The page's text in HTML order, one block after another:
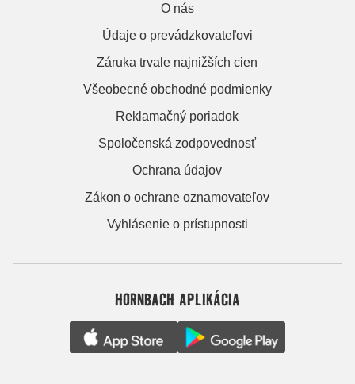
O nás
Údaje o prevádzkovateľovi
Záruka trvale najnižších cien
Všeobecné obchodné podmienky
Reklamačný poriadok
Spoločenská zodpovednosť
Ochrana údajov
Zákon o ochrane oznamovateľov
Vyhlásenie o prístupnosti
HORNBACH APLIKÁCIA